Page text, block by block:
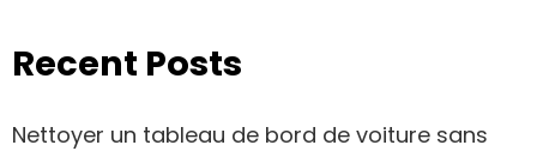
Recent Posts
Nettoyer un tableau de bord de voiture sans